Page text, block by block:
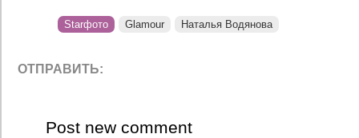
Starфото Glamour Наталья Водянова
ОТПРАВИТЬ:
Post new comment